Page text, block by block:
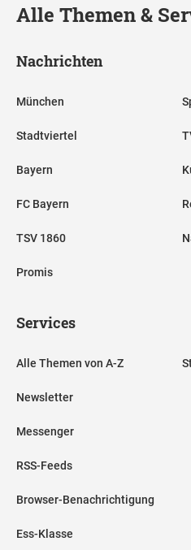
Alle Themen &
Nachrichten
München
Stadtviertel
Bayern
FC Bayern
TSV 1860
Promis
Services
Alle Themen von A-Z
Newsletter
Messenger
RSS-Feeds
Browser-Benachrichtigung
Ess-Klasse